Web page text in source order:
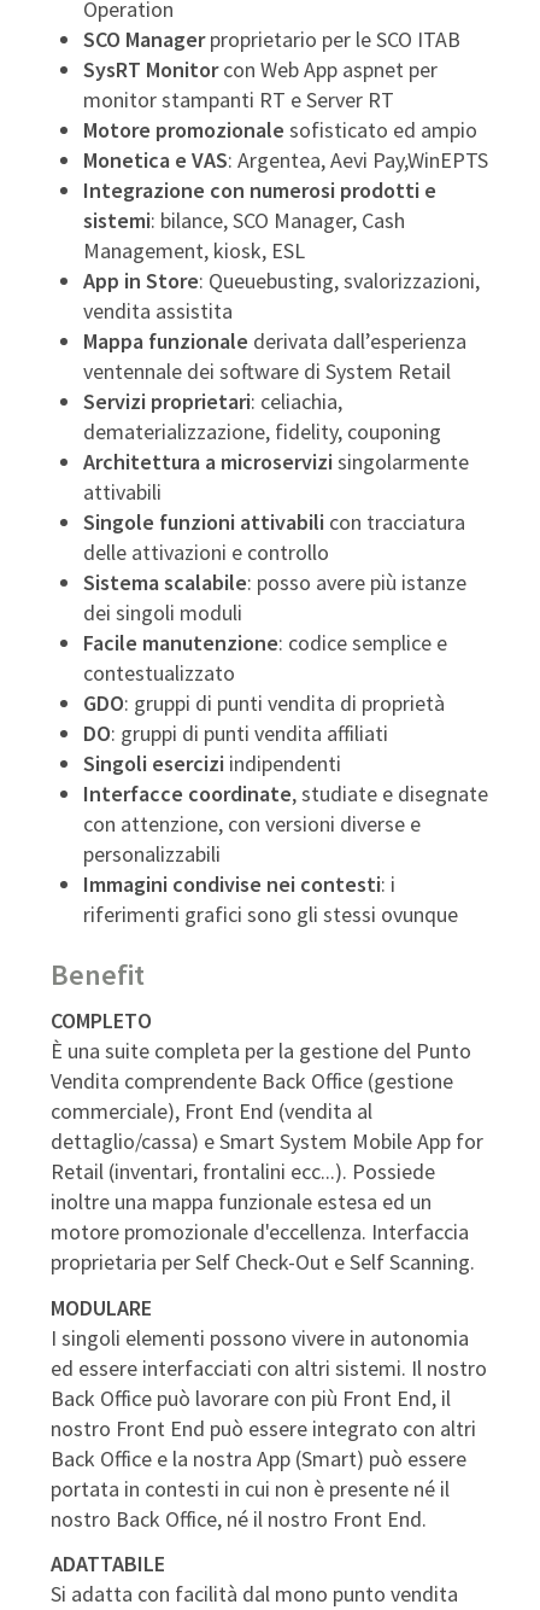
Operation
SCO Managerproprietario per le SCO ITAB
SysRT Monitorcon Web App aspnet per
monitor stampanti RT e Server RT
Motore promozionale sofisticato ed ampio
Monetica e VAS: Argentea, Aevi Pay,WinEPTS
Integrazione con numerosi prodotti e
sistemi: bilance, SCO Manager, Cash
Management, kiosk, ESL
App in Store: Queuebusting, svalorizzazioni,
vendita assistita
Mappa funzionale derivata dall’esperienza
ventennale dei software di System Retail
Servizi proprietari: celiachia,
dematerializzazione, fidelity, couponing
Architettura a microservizi singolarmente
attivabili
Singole funzioni attivabili con tracciatura
delle attivazioni e controllo
Sistema scalabile: posso avere più istanze
dei singoli moduli
Facile manutenzione: codice semplice e
contestualizzato
GDO: gruppi di punti vendita di proprietà
DO: gruppi di punti vendita affiliati
Singoli esercizi indipendenti
Interfacce coordinate, studiate e disegnate
con attenzione, con versioni diverse e
personalizzabili
Immagini condivise nei contesti: i
riferimenti grafici sono gli stessi ovunque
Benefit
COMPLETO
È una suite completa per la gestione del Punto
Vendita comprendente Back Office (gestione
commerciale), Front End (vendita al
dettaglio/cassa) e Smart System Mobile App for
Retail (inventari, frontalini ecc...). Possiede
inoltre una mappa funzionale estesa ed un
motore promozionale d'eccellenza. Interfaccia
proprietaria per Self Check-Out e Self Scanning.
MODULARE
I singoli elementi possono vivere in autonomia
ed essere interfacciati con altri sistemi. Il nostro
Back Office può lavorare con più Front End, il
nostro Front End può essere integrato con altri
Back Office e la nostra App (Smart) può essere
portata in contesti in cui non è presente né il
nostro Back Office, né il nostro Front End.
ADATTABILE
Si adatta con facilità dal mono punto vendita